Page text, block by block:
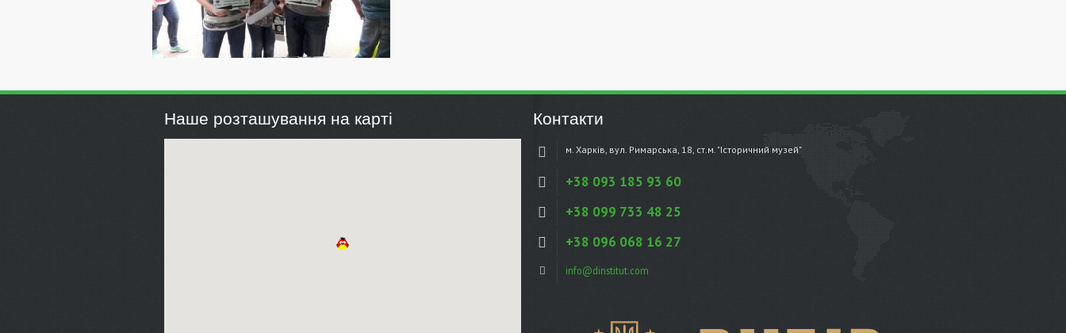
Наше розташування на карті Контакти
м. Харків, вул. Римарська, 18, ст.м. "Історичний музей"
+38 093 185 93 60
+38 099 733 48 25
+38 096 068 16 27
info@dinstitut.com